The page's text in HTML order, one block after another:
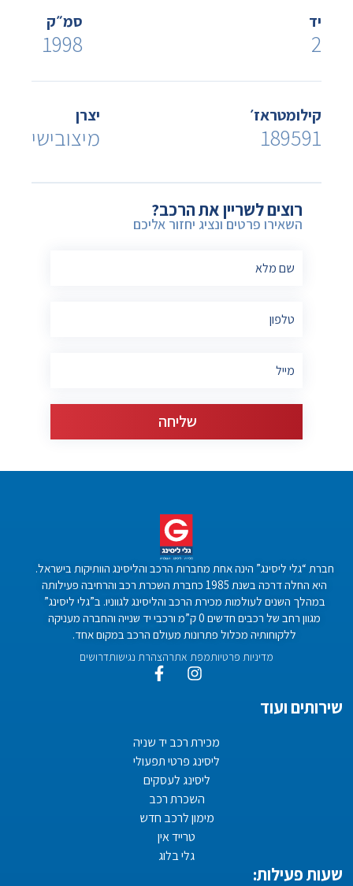
יד
2
סמ״ק
1998
קילומטראז׳
189591
יצרן
מיצובישי
רוצים לשריין את הרכב?
השאירו פרטים ונציג יחזור אליכם
חברת “גלי ליסינג” הינה אחת מחברות הרכב והליסינג הוותיקות בישראל.
היא החלה דרכה בשנת 1985 כחברת השכרת רכב והרחיבה פעילותה
במהלך השנים לעולמות מכירת הרכב והליסינג לגווניו. ב”גלי ליסינג”
מגוון רחב של רכבים חדשים 0 ק”מ ורכבי יד שנייה והחברה מעניקה
ללקוחותיה מכלול פתרונות מעולם הרכב במקום אחד.
מדיניות פרטיותמפת אתרהצהרת נגישותדרושים
שירותים ועוד
מכירת רכב יד שניה
ליסינג פרטי תפעולי
ליסינג לעסקים
השכרת רכב
מימון לרכב חדש
טרייד אין
גלי בלוג
שעות פעילות: